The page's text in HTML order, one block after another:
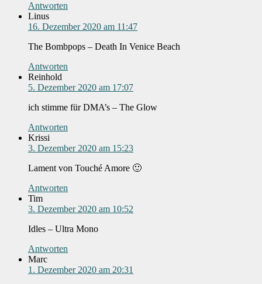
Antworten
Linus
16. Dezember 2020 am 11:47
The Bombpops – Death In Venice Beach
Antworten
Reinhold
5. Dezember 2020 am 17:07
ich stimme für DMA’s – The Glow
Antworten
Krissi
3. Dezember 2020 am 15:23
Lament von Touché Amore 🙂
Antworten
Tim
3. Dezember 2020 am 10:52
Idles – Ultra Mono
Antworten
Marc
1. Dezember 2020 am 20:31